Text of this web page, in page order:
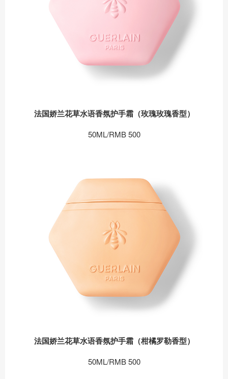
法国娇兰花草水语香氛护手霜（玫瑰玫瑰香型）
50ML/RMB 500
法国娇兰花草水语香氛护手霜（柑橘罗勒香型）
50ML/RMB 500